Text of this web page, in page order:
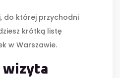
do której przychodni
krótką listę
w Warszawie.
wizyta